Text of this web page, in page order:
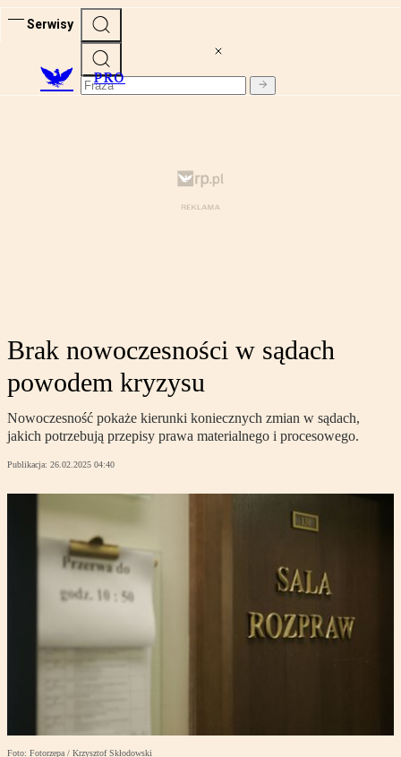
Serwisy
PRO
Brak nowoczesności w sądach
powodem kryzysu
Nowoczesność pokaże kierunki koniecznych zmian w sądach,
jakich potrzebują przepisy prawa materialnego i procesowego.
Publikacja: 26.02.2025 04:40
Foto: Fotorzepa / Krzysztof Skłodowski